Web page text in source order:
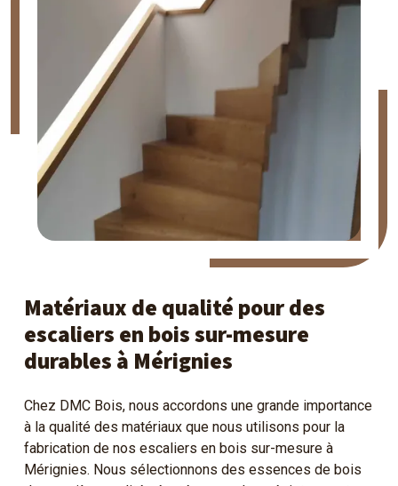
Matériaux de qualité pour des
escaliers en bois sur-mesure
durables à Mérignies
Chez DMC Bois, nous accordons une grande importance
à la qualité des matériaux que nous utilisons pour la
fabrication de nos escaliers en bois sur-mesure à
Mérignies. Nous sélectionnons des essences de bois